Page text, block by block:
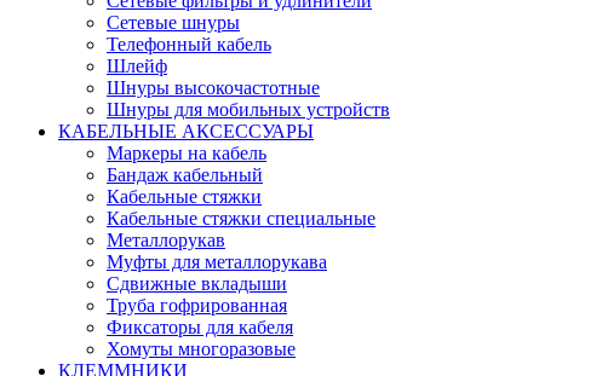
Сетевые шнуры
Телефонный кабель
Шлейф
Шнуры высокочастотные
Шнуры для мобильных устройств
КАБЕЛЬНЫЕ АКСЕССУАРЫ
Маркеры на кабель
Бандаж кабельный
Кабельные стяжки
Кабельные стяжки специальные
Металлорукав
Муфты для металлорукава
Сдвижные вкладыши
Труба гофрированная
Фиксаторы для кабеля
Хомуты многоразовые
КЛЕММНИКИ